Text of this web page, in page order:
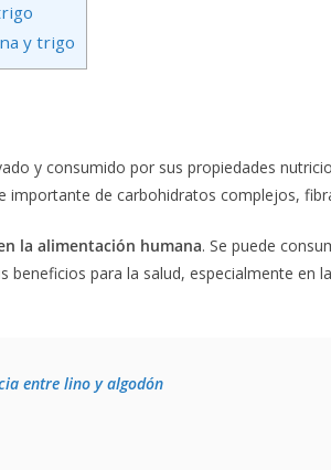
y trigo
y consumido por sus propiedades
importante de carbohidratos complejos,
la alimentación humana. Se puede
beneficios para la salud, especialmente
entre lino y algodón